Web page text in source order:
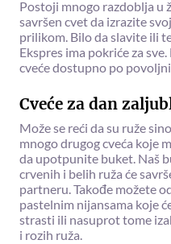
Postoji mnogo razdoblja u
savršen cvet da izrazite
prilikom. Bilo da slavite ili
Ekspres ima pokriće za
cveće dostupno po
Cveće za dan
Može se reći da su ruže
mnogo drugog cveća koje
da upotpunite buket. Naš
crvenih i belih ruža će
partneru. Takođe možete
pastelnim nijansama koje
strasti ili nasuprot tome
i rozih ruža.